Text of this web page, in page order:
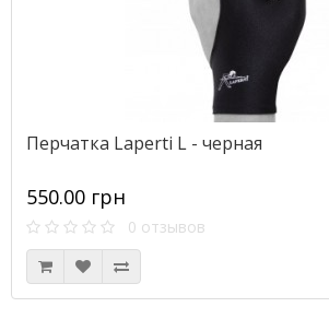
Перчатка Laperti L - черная
550.00 грн
0 отзывов